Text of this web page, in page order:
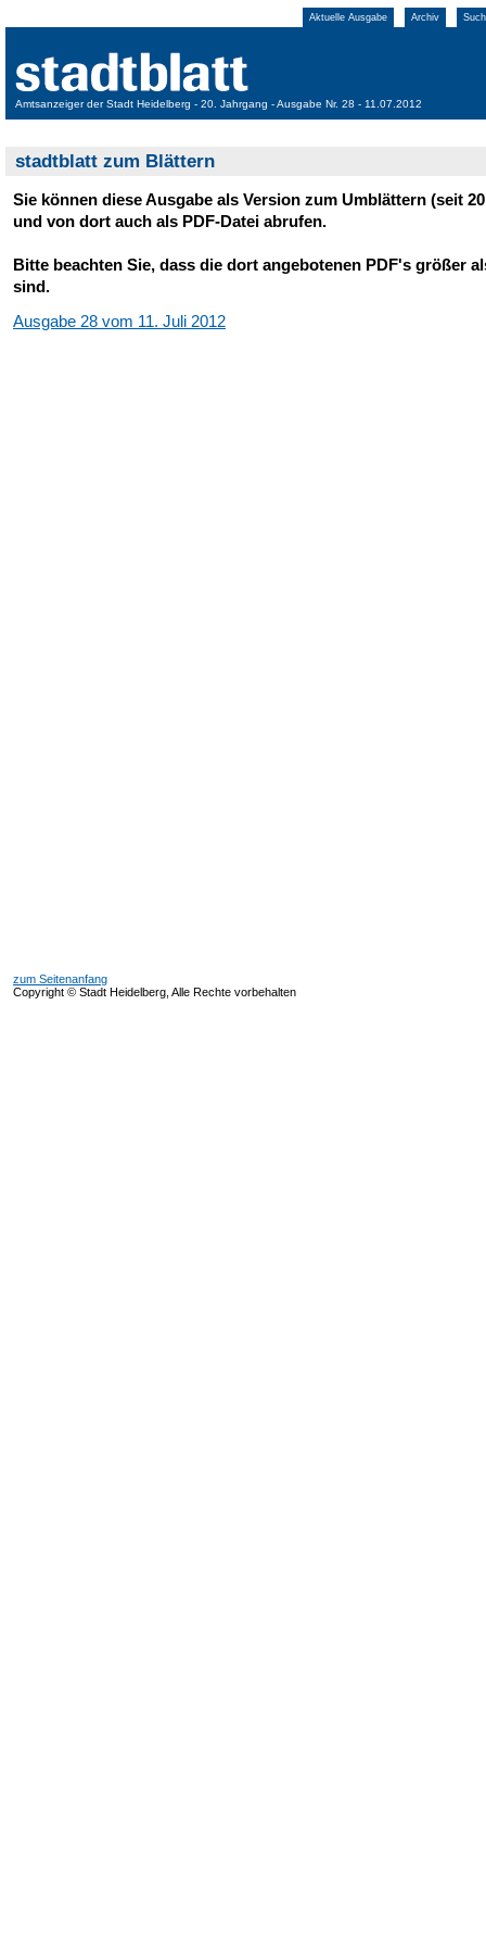
Aktuelle Ausgabe Archiv
Amtsanzeiger der Stadt Heidelberg - 20. Jahrgang - Ausgabe Nr. 28 - 11.07.2012
stadtblatt zum Blättern
Sie können diese Ausgabe als Version zum Umblättern (seit
und von dort auch als PDF-Datei abrufen.
Bitte beachten Sie, dass die dort angebotenen PDF's größer
sind.
Ausgabe 28 vom 11. Juli 2012
zum Seitenanfang
Copyright © Stadt Heidelberg, Alle Rechte vorbehalten